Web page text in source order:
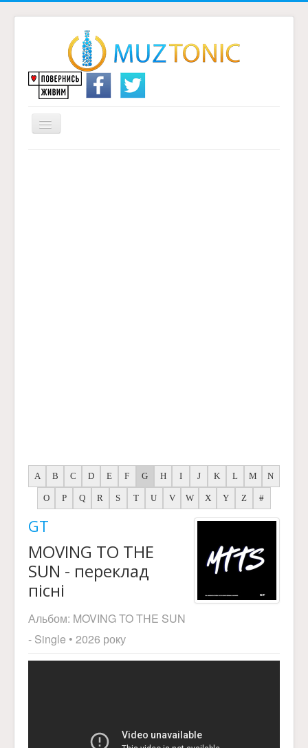
Перемикач
навігації
A B C D E F G H I J K L M N
O P Q R S T U V W X Y Z #
GT
MOVING TO THE
SUN - переклад
пісні
Альбом: MOVING TO THE SUN
- Single • 2026 року